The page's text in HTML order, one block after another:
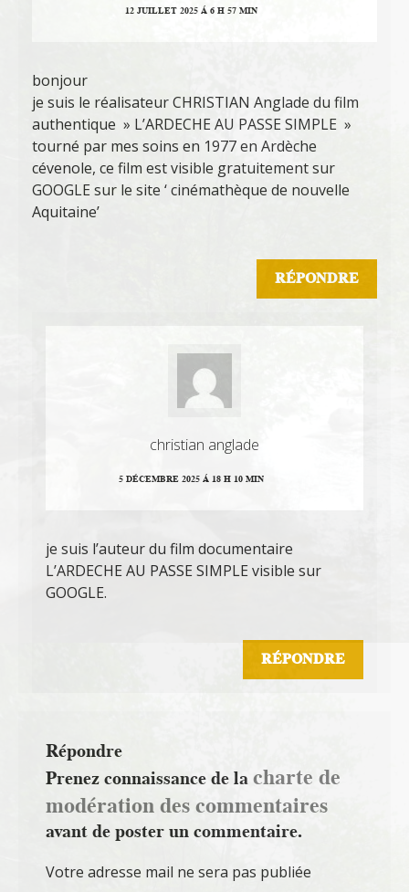
12 JUILLET 2025 Á 6 H 57 MIN
bonjour
je suis le réalisateur CHRISTIAN Anglade du film
authentique » L’ARDECHE AU PASSE SIMPLE »
tourné par mes soins en 1977 en Ardèche
cévenole, ce film est visible gratuitement sur
GOOGLE sur le site ‘ cinémathèque de nouvelle
Aquitaine’
RÉPONDRE
christian anglade
5 DÉCEMBRE 2025 Á 18 H 10 MIN
je suis l’auteur du film documentaire
L’ARDECHE AU PASSE SIMPLE visible sur
GOOGLE.
RÉPONDRE
Répondre
Prenez connaissance de lacharte de
modération des commentaires
avant de poster un commentaire.
Votre adresse mail ne sera pas publiée